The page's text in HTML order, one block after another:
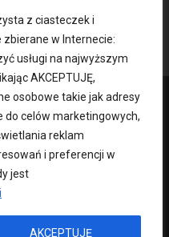
z ciasteczek i
w Internecie:
usługi na najwyższym
AKCEPTUJĘ,
osobowe takie jak adresy
do celów marketingowych,
reklam
i preferencji w
jest
AKCEPTUJĘ